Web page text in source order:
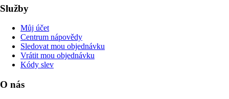
Služby
Můj účet
Centrum nápovědy
Sledovat mou objednávku
Vrátit mou objednávku
Kódy slev
O nás